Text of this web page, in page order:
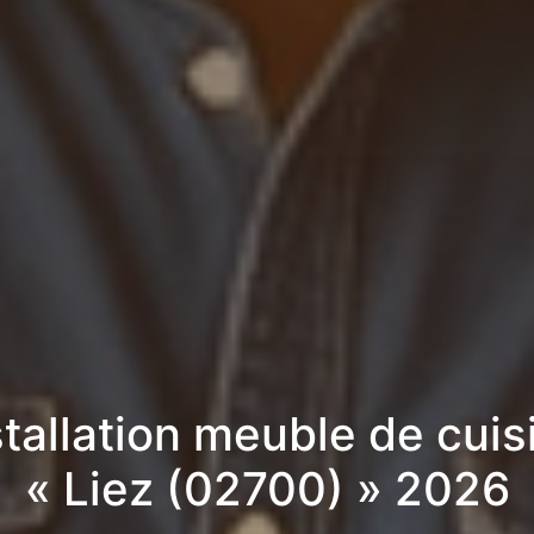
meuble de
« Liez (02700) » 2026